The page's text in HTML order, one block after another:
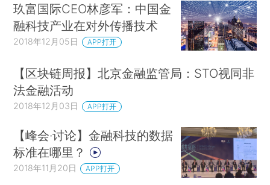
玖富国际CEO林彦军：中国金
融科技产业在对外传播技术
2018年12月05日 APP打开
【区块链周报】北京金融监管局：STO视同非
法金融活动
2018年12月03日 APP打开
【峰会·讨论】金融科技的数据
标准在哪里？
2018年11月20日 APP打开